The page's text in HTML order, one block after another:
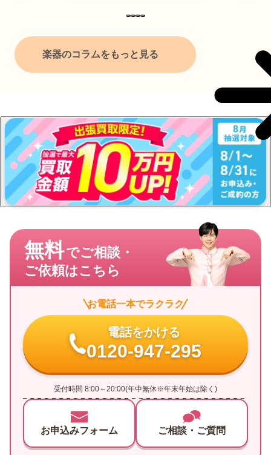
楽器のコラムをもっと見る
無料でご相談・
ご依頼はこちら
お電話一本でラクラク
電話をかける
0120-947-295
受付時間 8:00～20:00(年中無休※年末年始は除く)
お申込みフォーム ご相談・ご質問